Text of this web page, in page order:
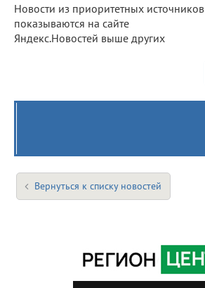
Новости из приоритетных источников
показываются на сайте
Яндекс.Новостей выше других
Вернуться к списку новостей